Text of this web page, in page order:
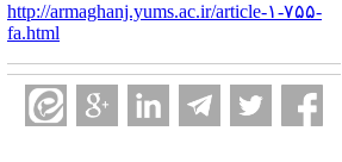
http://armaghanj.yums.ac.ir/article-۱-۷۵۵-
fa.html